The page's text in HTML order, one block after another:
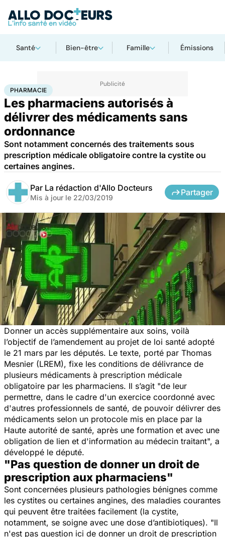
Santé Bien-être Famille Émissions
AccueilSantéPharmacie
PHARMACIE
Les pharmaciens autorisés à
délivrer des médicaments sans
ordonnance
Sont notamment concernés des traitements sous
prescription médicale obligatoire contre la cystite ou
certaines angines.
Par La rédaction d'Allo Docteurs
Mis à jour le 22/03/2019
Partager
Donner un accès supplémentaire aux soins, voilà
l’objectif de l’amendement au projet de loi santé adopté
le 21 mars par les députés. Le texte, porté par Thomas
Mesnier (LREM), fixe les conditions de délivrance de
plusieurs médicaments à prescription médicale
obligatoire par les pharmaciens. Il s’agit "de leur
permettre, dans le cadre d'un exercice coordonné avec
d'autres professionnels de santé, de pouvoir délivrer des
médicaments selon un protocole mis en place par la
Haute autorité de santé, après une formation et avec une
obligation de lien et d'information au médecin traitant", a
développé le député.
"Pas question de donner un droit de
prescription aux pharmaciens"
Sont concernées plusieurs pathologies bénignes comme
les cystites ou certaines angines, des maladies courantes
qui peuvent être traitées facilement (la cystite,
notamment, se soigne avec une dose d’antibiotiques). "Il
n'est pas question ici de donner un droit de prescription